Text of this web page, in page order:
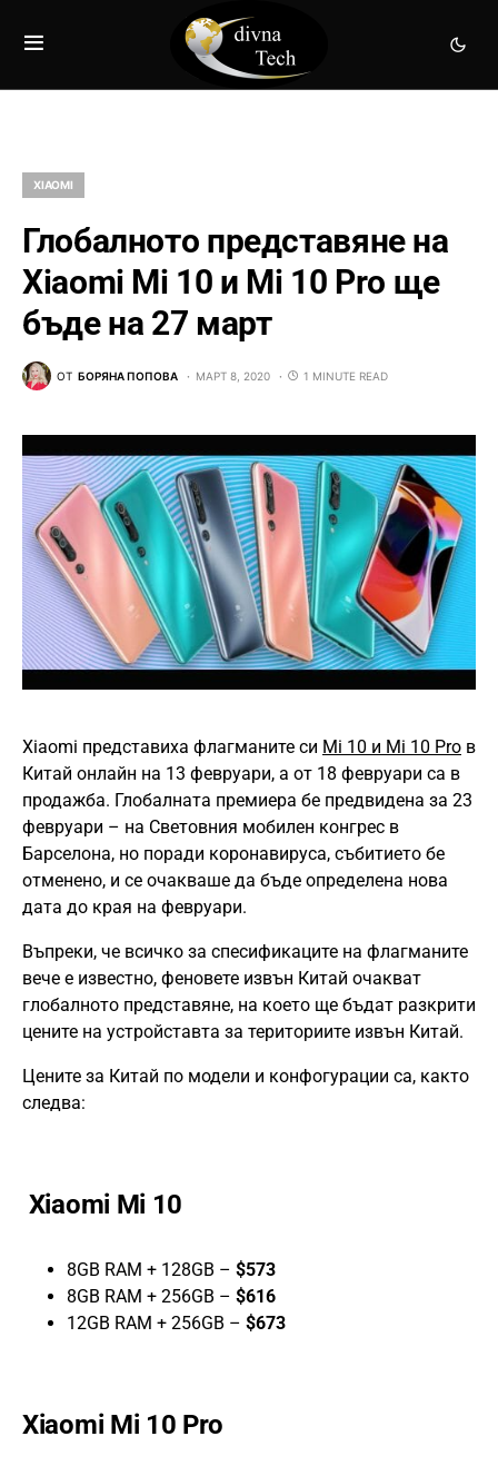
XIAOMI
Глобалното представяне на
Xiaomi Mi 10 и Mi 10 Pro ще
бъде на 27 март
ОТ БОРЯНА ПОПОВА МАРТ 8, 2020 1 MINUTE READ
Xiaomi представиха флагманите си Mi 10 и Mi 10 Pro в
Китай онлайн на 13 февруари, а от 18 февруари са в
продажба. Глобалната премиера бе предвидена за 23
февруари – на Световния мобилен конгрес в
Барселона, но поради коронавируса, събитието бе
отменено, и се очакваше да бъде определена нова
дата до края на февруари.
Въпреки, че всичко за спесификаците на флагманите
вече е известно, феновете извън Китай очакват
глобалното представяне, на което ще бъдат разкрити
цените на устройставта за териториите извън Китай.
Цените за Китай по модели и конфогурации са, както
следва:
Xiaomi Mi 10
8GB RAM + 128GB – $573
8GB RAM + 256GB – $616
12GB RAM + 256GB – $673
Xiaomi Mi 10 Pro